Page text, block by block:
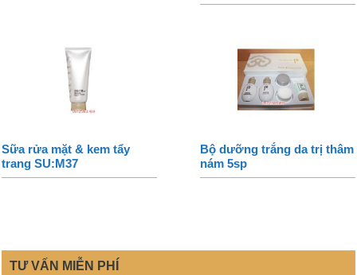
Sữa rửa mặt & kem tẩy
trang SU:M37
Bộ dưỡng trắng da trị thâm
nám 5sp
TƯ VẤN MIỄN PHÍ